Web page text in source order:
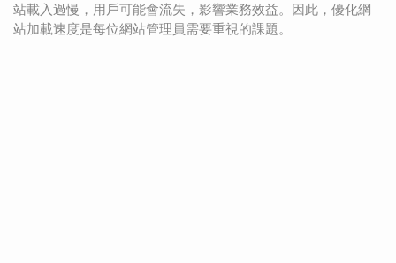
站載入過慢，用戶可能會流失，影響業務效益。因此，優化網
站加載速度是每位網站管理員需要重視的課題。